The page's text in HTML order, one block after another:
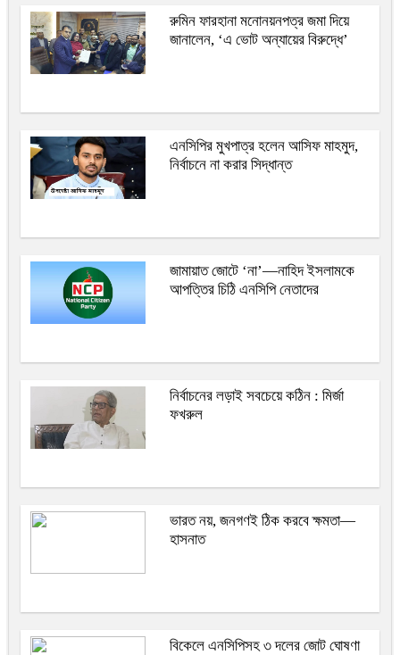
রুমিন ফারহানা মনোনয়নপত্র জমা দিয়ে
জানালেন, ‘এ ভোট অন্যায়ের বিরুদ্ধে’
এনসিপির মুখপাত্র হলেন আসিফ মাহমুদ,
নির্বাচনে না করার সিদ্ধান্ত
জামায়াত জোটে ‘না’—নাহিদ ইসলামকে
আপত্তির চিঠি এনসিপি নেতাদের
নির্বাচনের লড়াই সবচেয়ে কঠিন : মির্জা
ফখরুল
ভারত নয়, জনগণই ঠিক করবে ক্ষমতা—
হাসনাত
বিকেলে এনসিপিসহ ৩ দলের জোট ঘোষণা